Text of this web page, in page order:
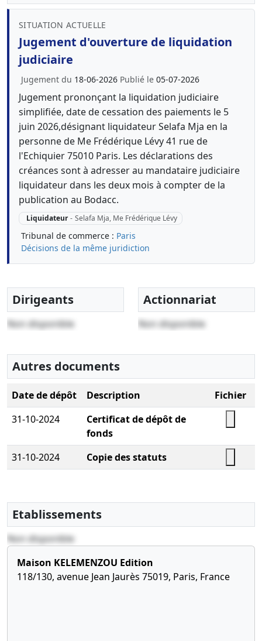
SITUATION ACTUELLE
Jugement d'ouverture de liquidation
judiciaire
Jugement du 18-06-2026 Publié le 05-07-2026
Jugement prononçant la liquidation judiciaire
simplifiée, date de cessation des paiements le 5
juin 2026,désignant liquidateur Selafa Mja en la
personne de Me Frédérique Lévy 41 rue de
l'Echiquier 75010 Paris. Les déclarations des
créances sont à adresser au mandataire judiciaire
liquidateur dans les deux mois à compter de la
publication au Bodacc.
Liquidateur - Selafa Mja, Me Frédérique Lévy
Tribunal de commerce : Paris
Décisions de la même juridiction
Dirigeants
Non disponible
Actionnariat
Non disponible
Autres documents
Date de dépôt Description
Fichier
31-10-2024
Certificat de dépôt de
fonds
31-10-2024
Copie des statuts
Etablissements
Non disponible
Maison KELEMENZOU Edition
118/130, avenue Jean Jaurès 75019, Paris, France